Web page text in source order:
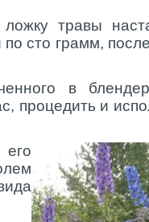
травы
по сто грамм,
в
процедить и